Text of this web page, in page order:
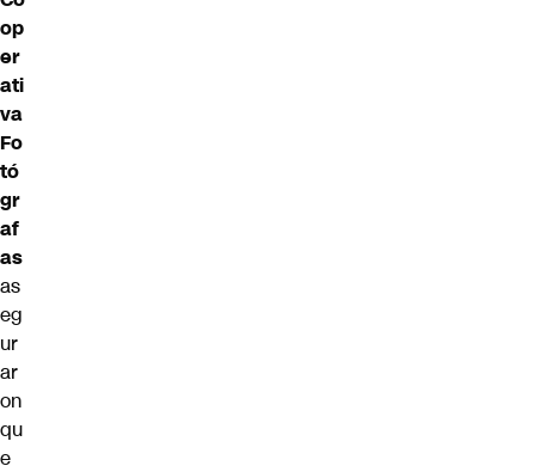
op
er
ati
va
Fo
tó
gr
af
as
as
eg
ur
ar
on
qu
e